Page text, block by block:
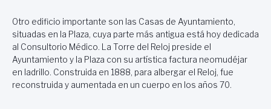
Otro edificio importante son las Casas de Ayuntamiento,
situadas en la Plaza, cuya parte más antigua está hoy dedicada
al Consultorio Médico. La Torre del Reloj preside el
Ayuntamiento y la Plaza con su artística factura neomudéjar
en ladrillo. Construida en 1888, para albergar el Reloj, fue
reconstruida y aumentada en un cuerpo en los años 70.